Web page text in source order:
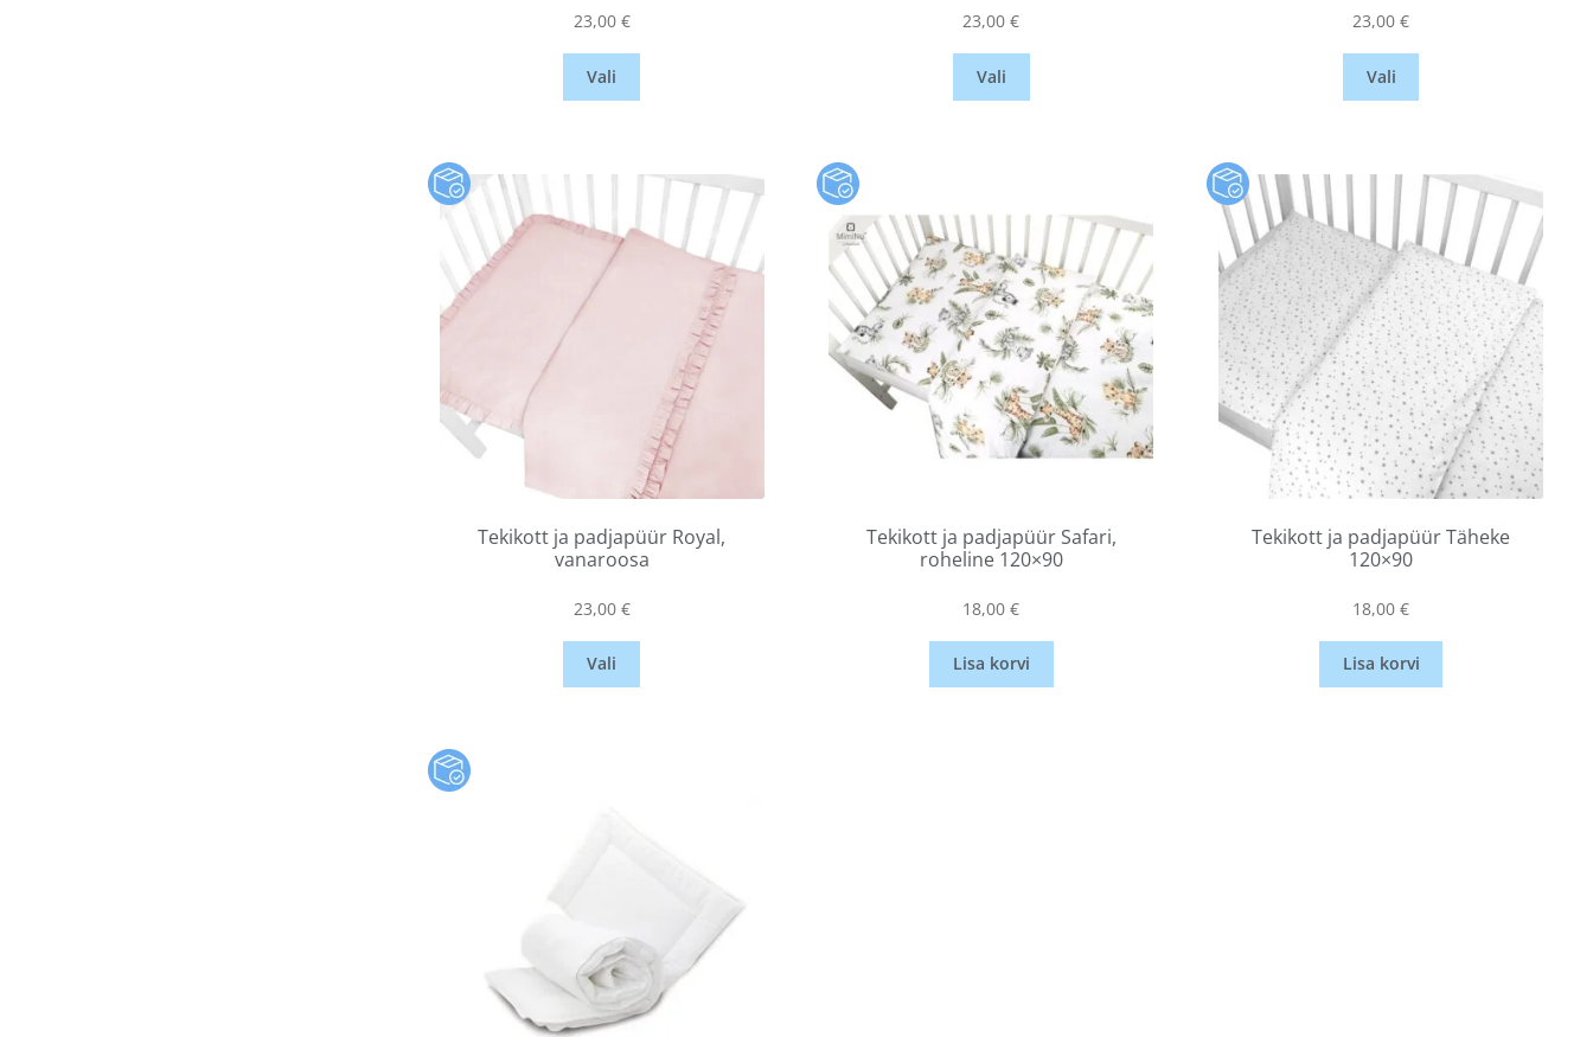
23,00 €
Vali
23,00€
Vali
23,00€
Vali
Tekikott ja padjapüür Royal,
vanaroosa
23,00 €
Vali
Tekikott ja padjapüür Safari,
roheline 120×90
18,00€
Lisa korvi
Tekikott ja padjapüür Täheke
120×90
18,00€
Lisa korvi